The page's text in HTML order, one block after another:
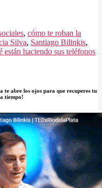
, cómo te roban la
Silva, Santiago Bilinkis,
están haciendo sus teléfonos
te abre los ojos para que recuperes tu
tiempo!